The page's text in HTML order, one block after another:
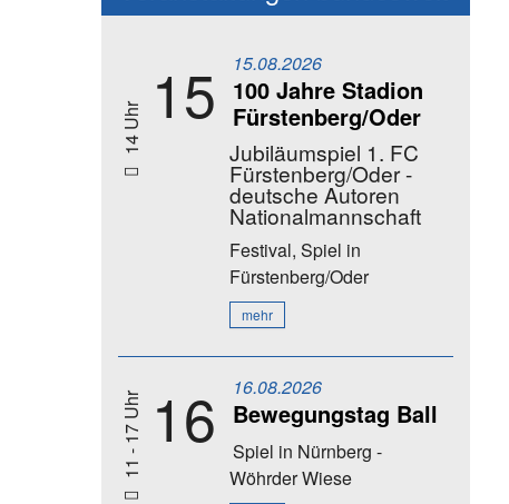
14 Uhr 15 15.08.2026
100 Jahre Stadion
Fürstenberg/Oder
Jubiläumspiel 1. FC
Fürstenberg/Oder -
deutsche Autoren
Nationalmannschaft
Festival, Spiel in
Fürstenberg/Oder
mehr
11 - 17 Uhr 16 16.08.2026
Bewegungstag Ball
Spiel in Nürnberg -
Wöhrder Wiese